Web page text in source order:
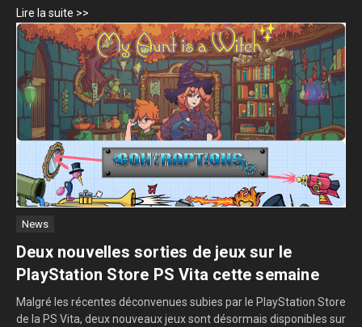
Lire la suite >>
News
Deux nouvelles sorties de jeux sur le
PlayStation Store PS Vita cette semaine
Malgré les récentes déconvenues subies par le PlayStation Store
de la PS Vita, deux nouveaux jeux sont désormais disponibles sur